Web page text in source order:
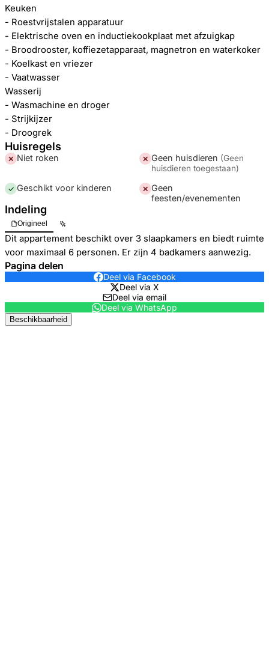
Keuken
- Roestvrijstalen apparatuur
- Elektrische oven en inductiekookplaat met afzuigkap
- Broodrooster, koffiezetapparaat, magnetron en waterkoker
- Koelkast en vriezer
- Vaatwasser
Wasserij
- Wasmachine en droger
- Strijkijzer
- Droogrek
Huisregels
✕ Niet roken ✕ Geen huisdieren (Geen
huisdieren toegestaan)
✓ Geschikt voor kinderen ✕ Geen
feesten/evenementen
Indeling
Origineel
Dit appartement beschikt over 3 slaapkamers en biedt ruimte
voor maximaal 6 personen. Er zijn 4 badkamers aanwezig.
Pagina delen
Deel via Facebook
Deel via X
Deel via email
Deel via WhatsApp
Beschikbaarheid